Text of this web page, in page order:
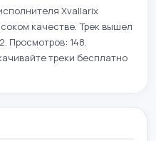
Xvallarix
качестве. Трек вышел
Просмотров: 148.
треки бесплатно